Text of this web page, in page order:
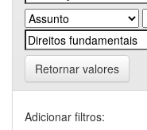
Retornar valores
Adicionar filtros: